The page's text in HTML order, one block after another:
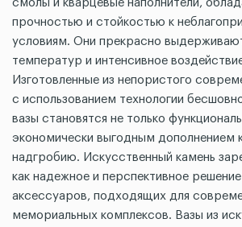
смолы и кварцевые наполнители,
прочностью и стойкостью к
условиям. Они прекрасно
температур и интенсивное
Изготовленные из непористого
с использованием технологии
вазы становятся не только
экономически выгодным дополнением
надгробию. Искусственный камень
как надежное и перспективное
аксессуаров, подходящих для
мемориальных комплексов. Вазы из